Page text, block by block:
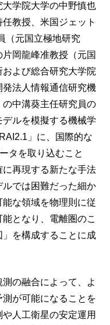
学院大学の中野慎也
教授、米国ジェット
（元国立極地研究
岡龍峰准教授（元国
よび総合研究大学院
法人情報通信研究機
中溝葵主任研究員の
ルを模擬する機械学
」に、国際的な
タを取り込むこと
再現する新たな手法
では困難だった細か
な領域を物理則に従
となり、電離圏のこ
を構成することに成
の融合によって、よ
が可能になることを
人工衛星の安定運用